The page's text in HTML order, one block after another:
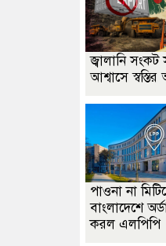
জ্বালানি সংকট
আশ্বাসে
পাওনা না
বাংলাদেশে
করল এলপিপি